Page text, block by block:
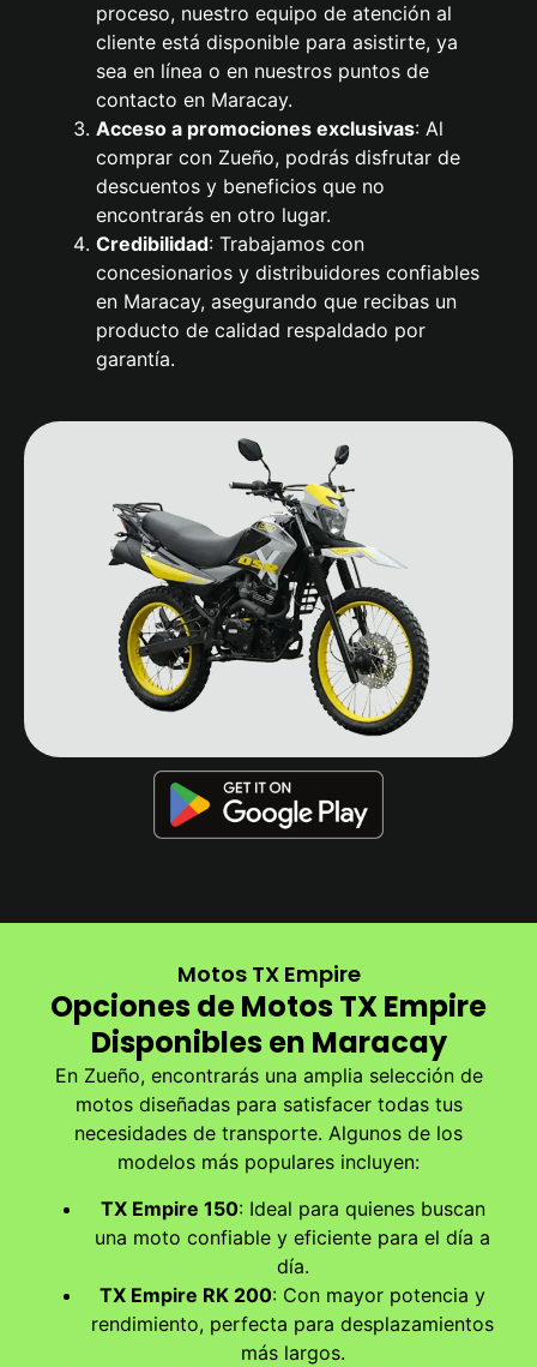
proceso, nuestro equipo de atención al
cliente está disponible para asistirte, ya
sea en línea o en nuestros puntos de
contacto en Maracay.
Acceso a promociones exclusivas: Al
comprar con Zueño, podrás disfrutar de
descuentos y beneficios que no
encontrarás en otro lugar.
Credibilidad: Trabajamos con
concesionarios y distribuidores confiables
en Maracay, asegurando que recibas un
producto de calidad respaldado por
garantía.
Motos TX Empire
Opciones de Motos TX Empire
Disponibles en Maracay
En Zueño, encontrarás una amplia selección de
motos diseñadas para satisfacer todas tus
necesidades de transporte. Algunos de los
modelos más populares incluyen:
TX Empire 150: Ideal para quienes buscan
una moto confiable y eficiente para el día a
día.
TX Empire RK 200: Con mayor potencia y
rendimiento, perfecta para desplazamientos
más largos.